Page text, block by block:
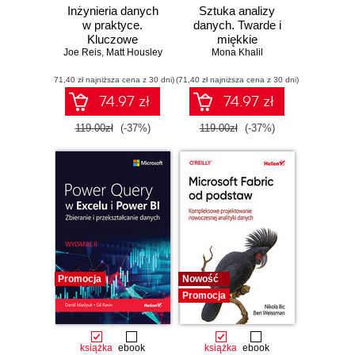
Inżynieria danych
w praktyce.
Kluczowe
koncepcje i
technologie
Joe Reis, Matt Housley
(71,40 zł najniższa cena z 30 dni)
74.97 zł
119.00zł (-37%)
Sztuka analizy
danych. Twarde i
miękkie
umiejętności w
inteligencji
Mona Khalil
(71,40 zł najniższa cena z 30 dni)
74.97 zł
119.00zł (-37%)
Promocja
książka ebook
Nowość
Promocja
książka ebook